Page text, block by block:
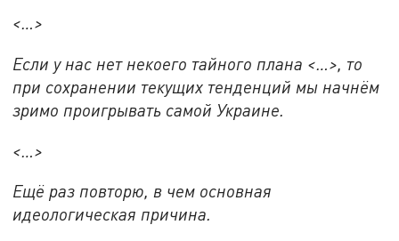
<…>
Если у нас нет некоего тайного плана <…>, то
при сохранении текущих тенденций мы начнём
зримо проигрывать самой Украине.
<…>
Ещё раз повторю, в чем основная
идеологическая причина.